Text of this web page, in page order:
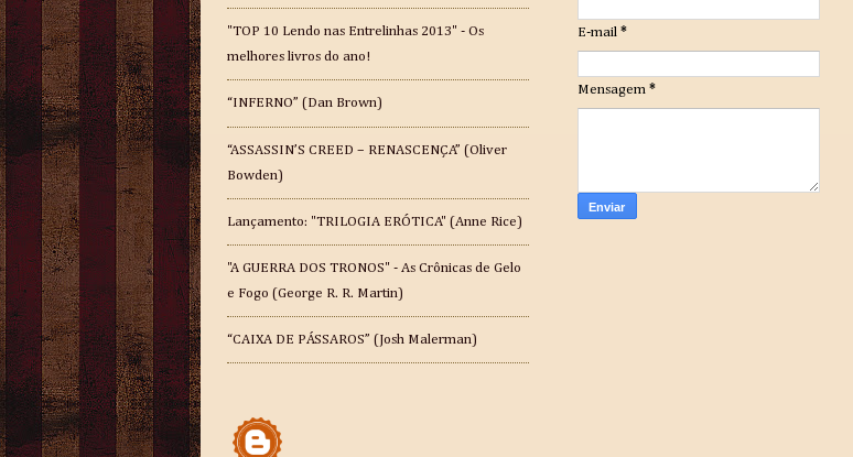
"TOP 10 Lendo nas Entrelinhas 2013" - Os
melhores livros do ano!
“INFERNO” (Dan Brown)
“ASSASSIN’S CREED – RENASCENÇA” (Oliver
Bowden)
Lançamento: "TRILOGIA ERÓTICA" (Anne Rice)
"A GUERRA DOS TRONOS" - As Crônicas de Gelo
e Fogo (George R. R. Martin)
“CAIXA DE PÁSSAROS” (Josh Malerman)
E-mail *
Mensagem *